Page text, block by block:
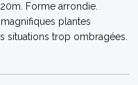
Forme arrondie.
plantes
situations trop ombragées.